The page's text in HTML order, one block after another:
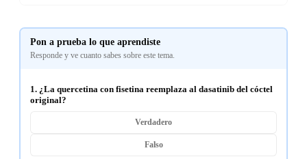
Pon a prueba lo que aprendiste
Responde y ve cuanto sabes sobre este tema.
1. ¿La quercetina con fisetina reemplaza al dasatinib del cóctel
original?
Verdadero
Falso